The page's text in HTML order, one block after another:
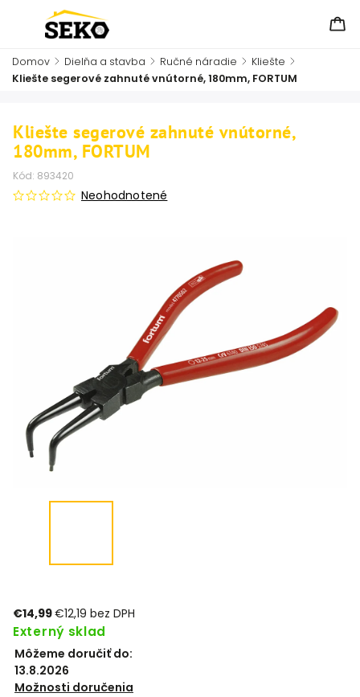
Domov / Dielňa a stavba / Ručné náradie / Kliešte /
Kliešte segerové zahnuté vnútorné, 180mm, FORTUM
Kliešte segerové zahnuté vnútorné,
180mm, FORTUM
Kód: 893420
Neohodnotené
€14,99€12,19 bez DPH
Externý sklad
Môžeme doručiť do:
13.8.2026
Možnosti doručenia